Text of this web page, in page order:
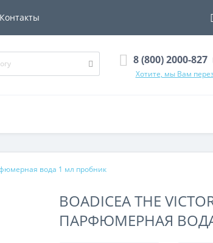
Контакты
8 (800) 2000-827
Хотите, мы Вам
вода 1 мл пробник
BOADICEA THE
ПАРФЮМЕРНАЯ